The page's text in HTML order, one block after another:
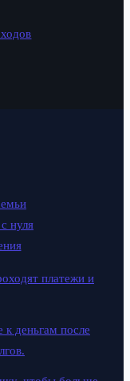
нуля
платежи и
деньгам после